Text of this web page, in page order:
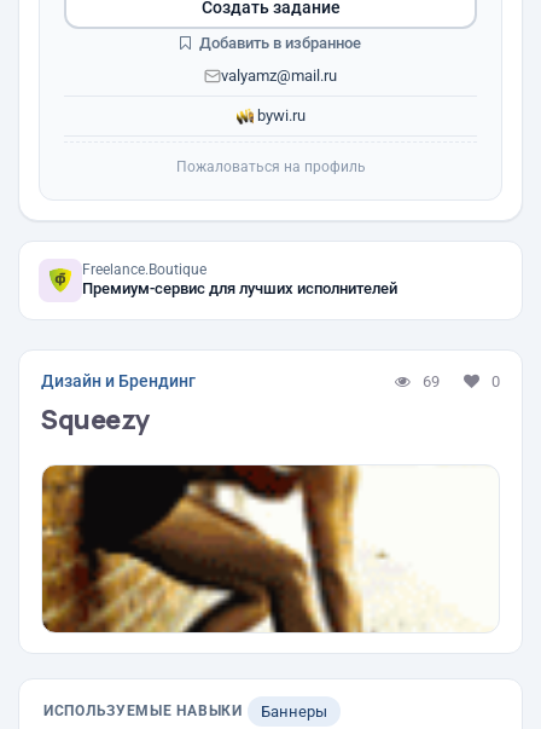
valyamz@mail.ru
bywi.ru
Создать задание
Добавить в избранное
Пожаловаться на профиль
Freelance.Boutique
Премиум-сервис для лучших исполнителей
Дизайн и Брендинг 69 0
Squeezy
ИСПОЛЬЗУЕМЫЕ НАВЫКИ Баннеры